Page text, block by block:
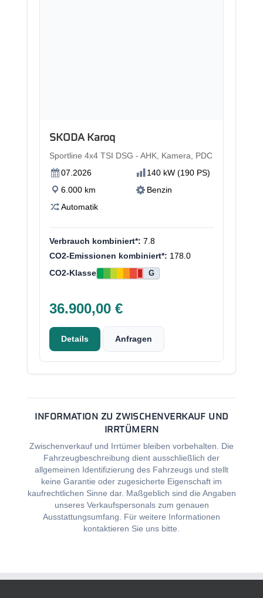
SKODA Karoq
Sportline 4x4 TSI DSG - AHK, Kamera, PDC
07.2026
140 kW (190 PS)
6.000 km
Benzin
Automatik
Verbrauch kombiniert*: 7.8
CO2-Emissionen kombiniert*: 178.0
CO2-Klasse
G
36.900,00 €
Details Anfragen
INFORMATION ZU ZWISCHENVERKAUF UND
IRRTÜMERN
Zwischenverkauf und Irrtümer bleiben vorbehalten. Die
Fahrzeugbeschreibung dient ausschließlich der
allgemeinen Identifizierung des Fahrzeugs und stellt
keine Garantie oder zugesicherte Eigenschaft im
kaufrechtlichen Sinne dar. Maßgeblich sind die Angaben
unseres Verkaufspersonals zum genauen
Ausstattungsumfang. Für weitere Informationen
kontaktieren Sie uns bitte.